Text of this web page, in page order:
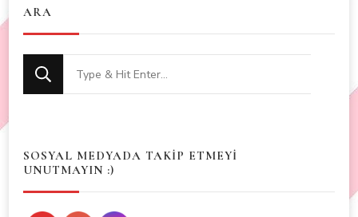
ARA
Looking
for
SOSYAL MEDYADA TAKİP ETMEYİ
UNUTMAYIN :)